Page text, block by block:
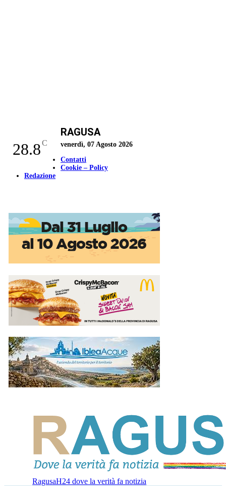
28.8C
RAGUSA
venerdì, 07 Agosto 2026
Contatti
Cookie – Policy
Redazione
RagusaH24 dove la verità fa notizia